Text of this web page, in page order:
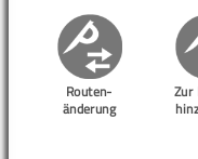
Routen-
änderung